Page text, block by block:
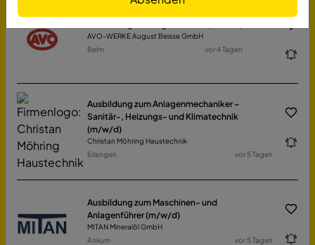
AVO-WERKE August Beisse GmbH
Belm
vor 4 Tagen
Ausbildung zum Anlagenmechaniker –
Sanitär-, Heizungs- und Klimatechnik
(m/w/d)
Christan Möhring Haustechnik
Erlangen
vor 5 Tagen
Ausbildung zum Maschinen- und
Anlagenführer (m/w/d)
MITAN Mineralöl GmbH
Ankum
vor 5 Tagen